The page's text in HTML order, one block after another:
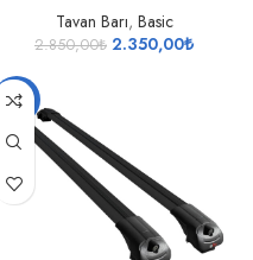
Tavan Barı, Basic
2.850,00₺ 2.350,00₺
-16%